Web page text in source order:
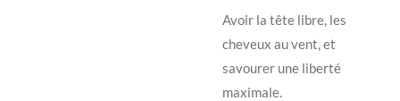
Avoir la tête libre, les
cheveux au vent, et
savourer une liberté
maximale.